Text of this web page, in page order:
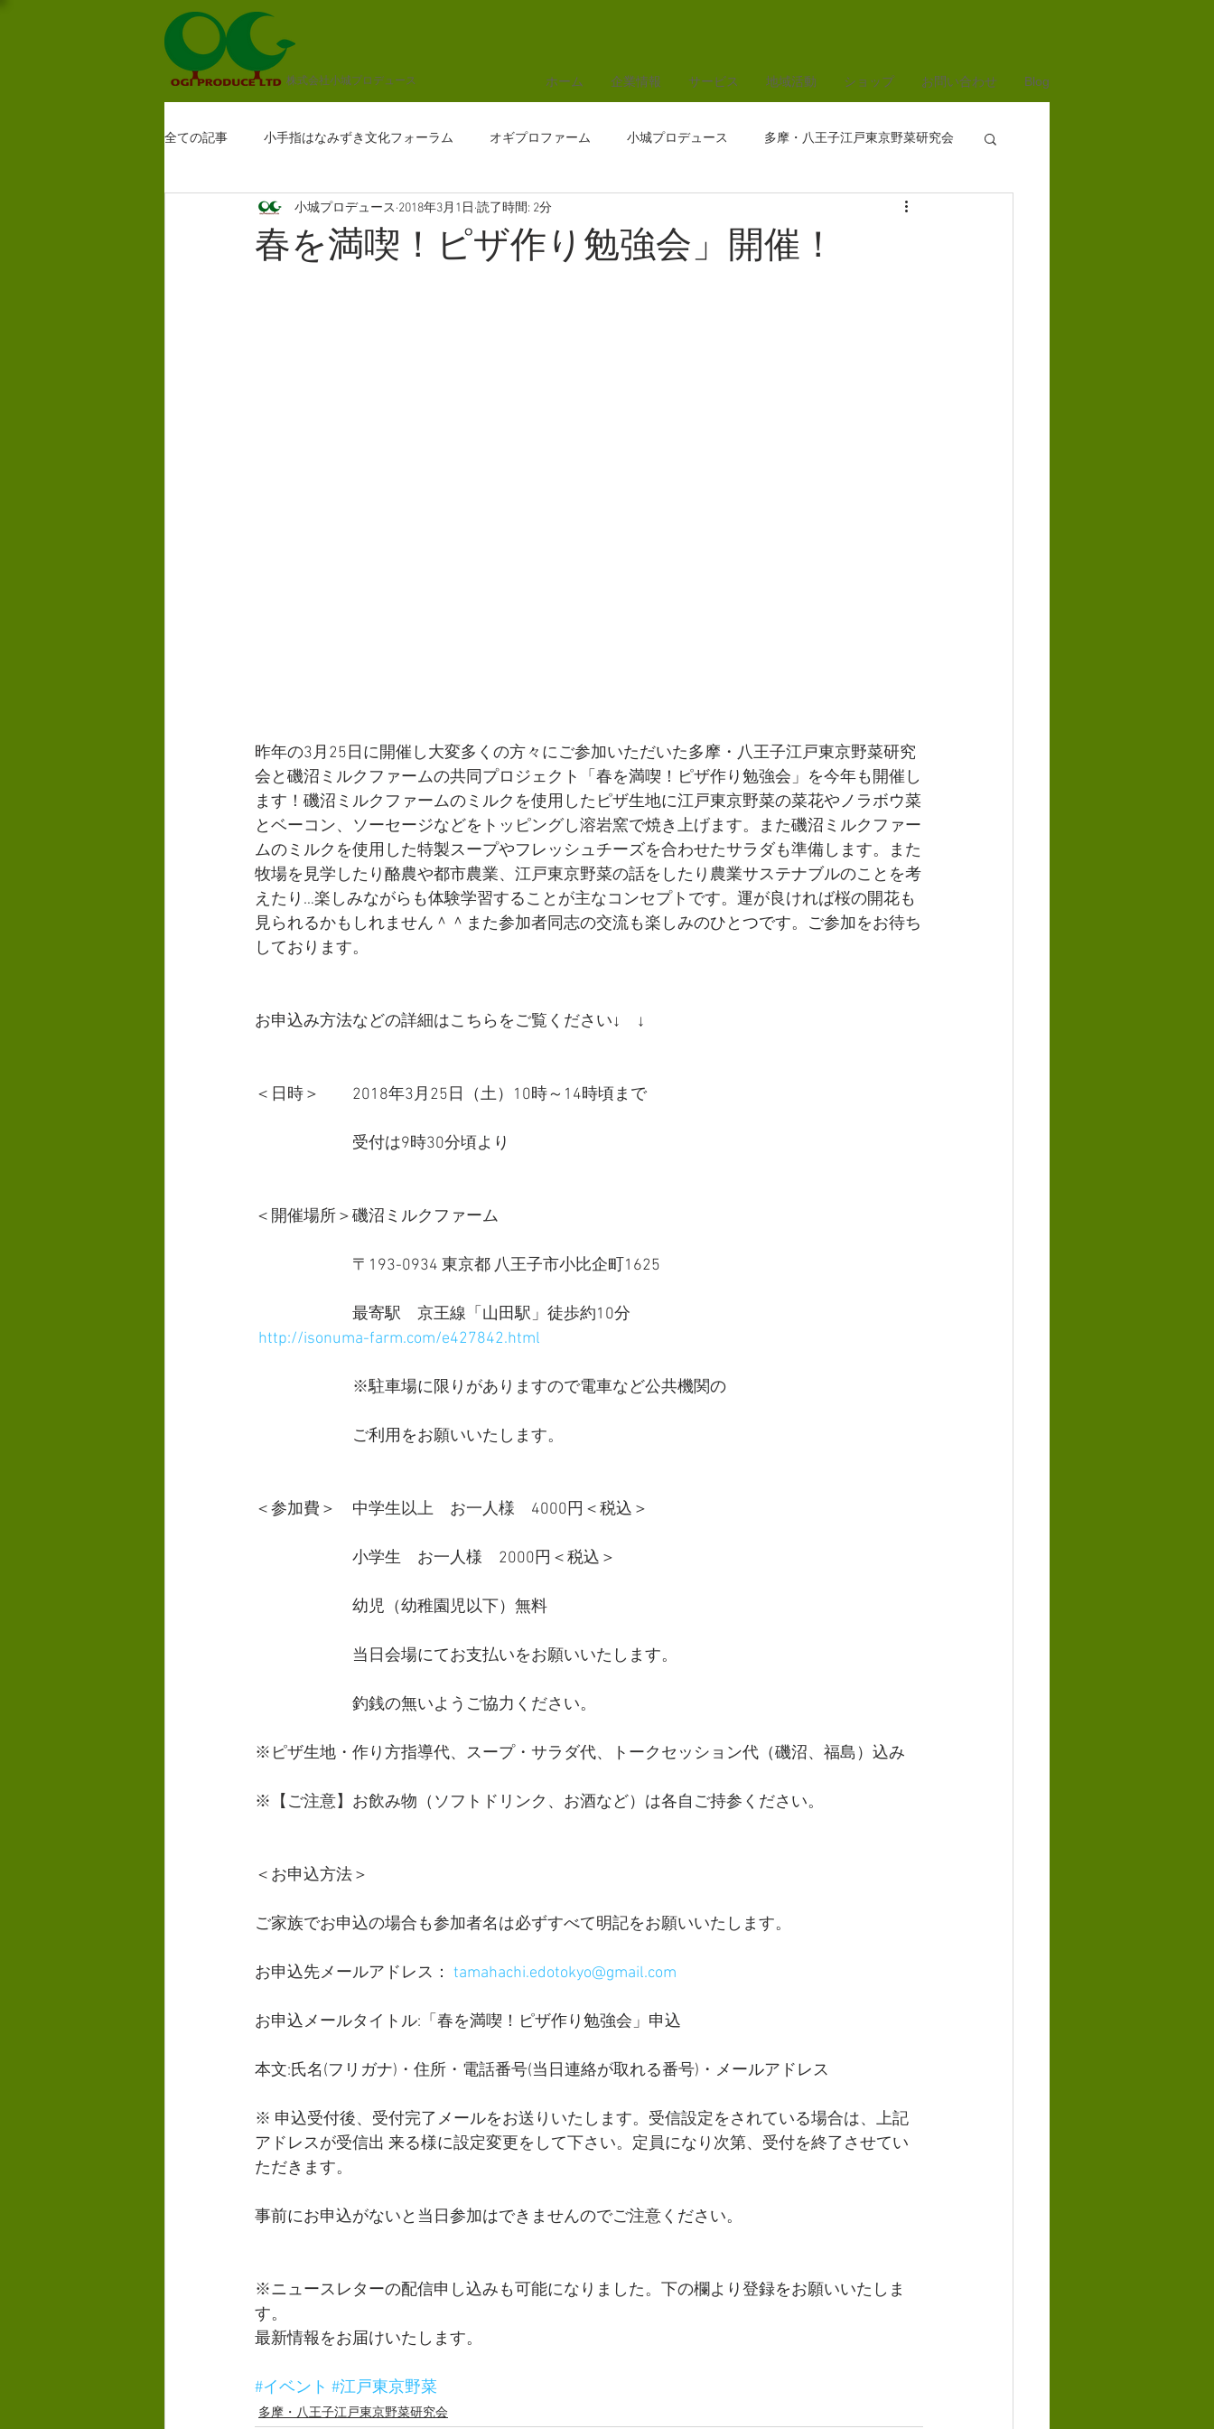
株式会社小城プロデュース ホーム 企業情報 サービス 地域活動 ショップ お問い合わせ Blog
全ての記事 小手指はなみずき文化フォーラム オギプロファーム 小城プロデュース 多摩・八王子江戸東京野菜研究会
春を満喫！ピザ作り勉強会」開催！
小城プロデュース 2018年3月1日 読了時間: 2分
昨年の3月25日に開催し大変多くの方々にご参加いただいた多摩・八王子江戸東京野菜研究
会と磯沼ミルクファームの共同プロジェクト「春を満喫！ピザ作り勉強会」を今年も開催し
ます！磯沼ミルクファームのミルクを使用したピザ生地に江戸東京野菜の菜花やノラボウ菜
とベーコン、ソーセージなどをトッピングし溶岩窯で焼き上げます。また磯沼ミルクファー
ムのミルクを使用した特製スープやフレッシュチーズを合わせたサラダも準備します。また
牧場を見学したり酪農や都市農業、江戸東京野菜の話をしたり農業サステナブルのことを考
えたり…楽しみながらも体験学習することが主なコンセプトです。運が良ければ桜の開花も
見られるかもしれません＾＾また参加者同志の交流も楽しみのひとつです。ご参加をお待ち
しております。
お申込み方法などの詳細はこちらをご覧ください↓　↓
＜日時＞　　2018年3月25日（土）10時～14時頃まで
受付は9時30分頃より
＜開催場所＞磯沼ミルクファーム
〒193-0934 東京都 八王子市小比企町1625
最寄駅　京王線「山田駅」徒歩約10分
http://isonuma-farm.com/e427842.html
※駐車場に限りがありますので電車など公共機関の
ご利用をお願いいたします。
＜参加費＞　中学生以上　お一人様　4000円＜税込＞
小学生　お一人様　2000円＜税込＞
幼児（幼稚園児以下）無料
当日会場にてお支払いをお願いいたします。
釣銭の無いようご協力ください。
※ピザ生地・作り方指導代、スープ・サラダ代、トークセッション代（磯沼、福島）込み
※【ご注意】お飲み物（ソフトドリンク、お酒など）は各自ご持参ください。
＜お申込方法＞
ご家族でお申込の場合も参加者名は必ずすべて明記をお願いいたします。
お申込先メールアドレス： tamahachi.edotokyo@gmail.com
お申込メールタイトル:「春を満喫！ピザ作り勉強会」申込
本文:氏名(フリガナ)・住所・電話番号(当日連絡が取れる番号)・メールアドレス
※ 申込受付後、受付完了メールをお送りいたします。受信設定をされている場合は、上記
アドレスが受信出 来る様に設定変更をして下さい。定員になり次第、受付を終了させてい
ただきます。
事前にお申込がないと当日参加はできませんのでご注意ください。
※ニュースレターの配信申し込みも可能になりました。下の欄より登録をお願いいたしま
す。
最新情報をお届けいたします。
#イベント #江戸東京野菜
多摩・八王子江戸東京野菜研究会